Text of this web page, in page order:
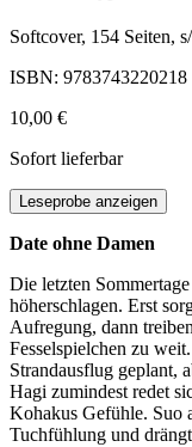
Softcover, 154 Seiten,
ISBN: 9783743220218
10,00 €
Sofort lieferbar
Leseprobe anzeigen
Date ohne Damen
Die letzten
höherschlagen. Erst
Aufregung, dann
Fesselspielchen zu
Strandausflug geplant,
Hagi zumindest redet
Kohakus Gefühle. Suo
Tuchfühlung und